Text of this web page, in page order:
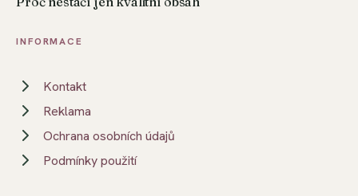
INFORMACE
Kontakt
Reklama
Ochrana osobních údajů
Podmínky použití